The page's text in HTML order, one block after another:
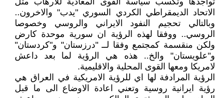
الاتحاد الديمقراطي الكردي السوري "يدب" والاخرون..
وبالتالي تحجيم النفود الايراني والروسي وخصوصا
الروسي.. ووفقا لهذه الرؤية ان سورية موحدة كارض
ولكن منقسمة كمجتمع وفقا لــ "درزستان" و"كردستان"
و"علويستان" والخ.. هذه هي الرؤية لما بعد داعش
لامريكا ومعها القوى المحلية والاقليمية.
الرؤية المرادفة لها اي للرؤية الامريكية في العراق هي
رؤية ايرانية روسية وتعني اعادة الاوضاع الى ما قبل